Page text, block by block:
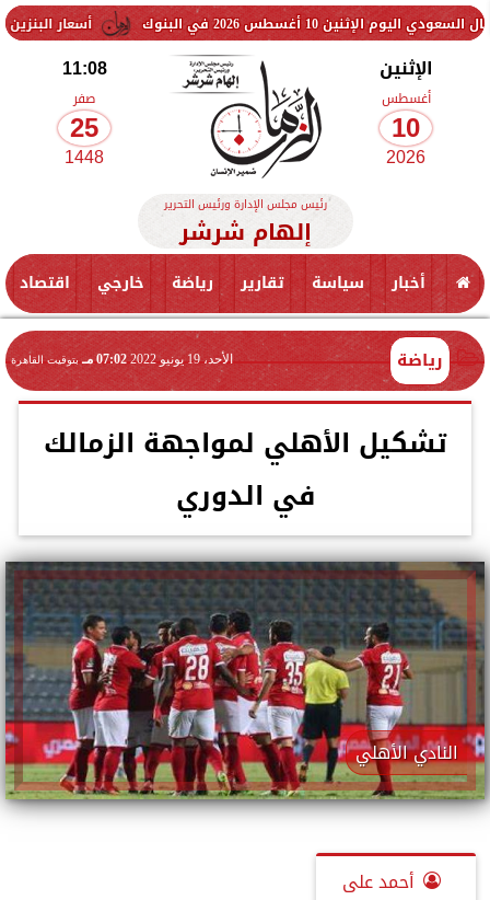
أسعار البنزين والسولار 2026 في البنوك
الإثنين
أغسطس
10
2026
11:08
صفر
25
1448
رئيس مجلس الإدارة ورئيس التحرير
إلهام شرشر
أخبار سياسة تقارير رياضة خارجي اقتصاد
رياضة الأحد، 19 يونيو 2022 07:02 مـ بتوقيت القاهرة
تشكيل الأهلي لمواجهة الزمالك
في الدوري
النادي الأهلي
أحمد على